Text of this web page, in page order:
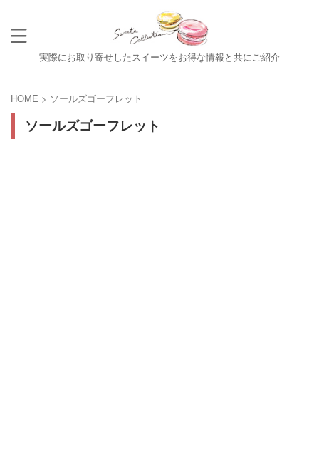
実際にお取り寄せしたスイーツをお得な情報と共にご紹介
HOME > ソールズゴーフレット
ソールズゴーフレット